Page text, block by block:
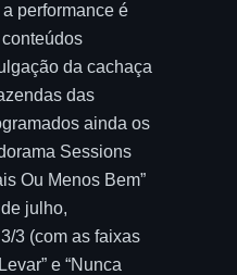
performance é
da cachaça
das
ainda os
Sessions
Ou Menos Bem”
julho,
3 (com as faixas
e “Nunca